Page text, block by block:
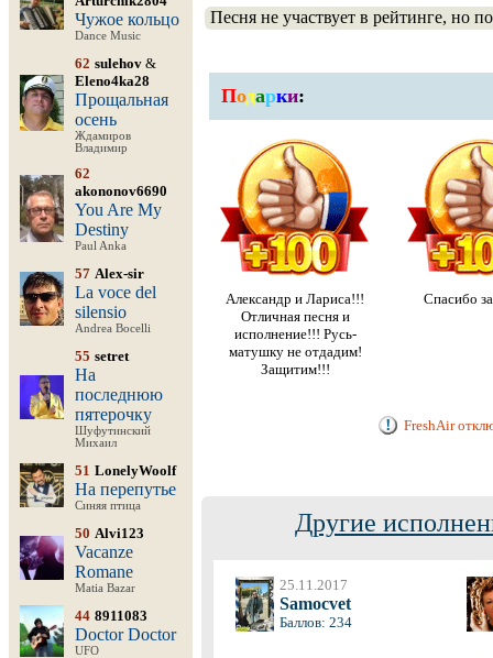
Чужое кольцо
Dance Music
62 sulehov &
Eleno4ka28
Прощальная
осень
Ждамиров
Владимир
62
akononov6690
You Are My
Destiny
Paul Anka
57 Alex-sir
La voce del
silensio
Andrea Bocelli
55 setret
На
последнюю
пятерочку
Шуфутинский
Михаил
51 LonelyWoolf
На перепутье
Синяя птица
50 Alvi123
Vacanze
Romane
Matia Bazar
44 8911083
Doctor Doctor
UFO
Песня не участвует в рейтинге, но
Подарки:
Aлександр и Лариса!!!
Отличная песня и
исполнение!!! Русь-
матушку не отдадим!
Защитим!!!
Спасибо
FreshAir
Другие
25.11.2017
Samocvet
Баллов: 234